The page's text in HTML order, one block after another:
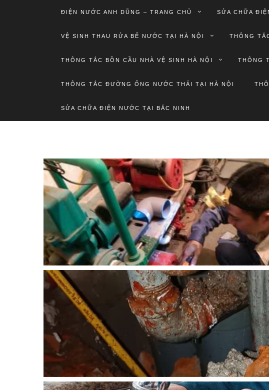
ĐIỆN NƯỚC ANH DŨNG – TRANG CHỦ SỬA CHỮA
VỆ SINH THAU RỬA BỂ NƯỚC TẠI HÀ NỘI THÔNG
THÔNG TẮC BỒN CẦU NHÀ VỆ SINH HÀ NỘI THÔNG
THÔNG TẮC ĐƯỜNG ỐNG NƯỚC THẢI TẠI HÀ NỘI
SỬA CHỮA ĐIỆN NƯỚC TẠI BẮC NINH